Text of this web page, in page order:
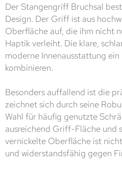
Der Stangengriff Bruchsal
Design. Der Griff ist aus
Oberfläche auf, die ihm nicht
Haptik verleiht. Die klare,
moderne Innenausstattung
kombinieren.
Besonders auffallend ist die
zeichnet sich durch seine
Wahl für häufig genutzte
ausreichend Griff-Fläche und
vernickelte Oberfläche ist
und widerstandsfähig gegen